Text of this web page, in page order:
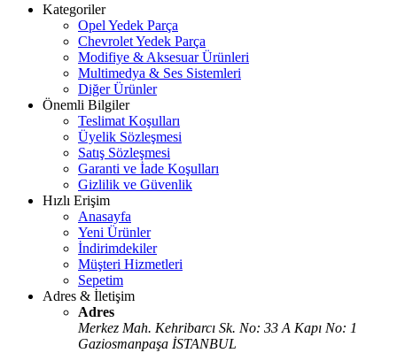
Kategoriler
Opel Yedek Parça
Chevrolet Yedek Parça
Modifiye & Aksesuar Ürünleri
Multimedya & Ses Sistemleri
Diğer Ürünler
Önemli Bilgiler
Teslimat Koşulları
Üyelik Sözleşmesi
Satış Sözleşmesi
Garanti ve İade Koşulları
Gizlilik ve Güvenlik
Hızlı Erişim
Anasayfa
Yeni Ürünler
İndirimdekiler
Müşteri Hizmetleri
Sepetim
Adres & İletişim
Adres
Merkez Mah. Kehribarcı Sk. No: 33 A Kapı No: 1
Gaziosmanpaşa İSTANBUL